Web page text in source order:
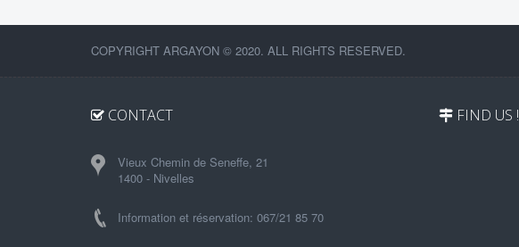
COPYRIGHT ARGAYON © 2020. ALL RIGHTS RESERVED.
CONTACT
Vieux Chemin de Seneffe, 21
1400 - Nivelles
Information et réservation: 067/21 85 70
FIND US !